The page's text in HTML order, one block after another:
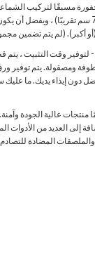
مسبقًا لتركيب
يصل عرضها إلى 30 بوصة (76.2 سم تقريبًا)
- لتوفير وقت التثبيت ،
ومصقولة. يتم توفير
دون إيذاء يديك. ما عليك
منتجات عالية الجودة
إلى العديد من
والملصقات المضادة